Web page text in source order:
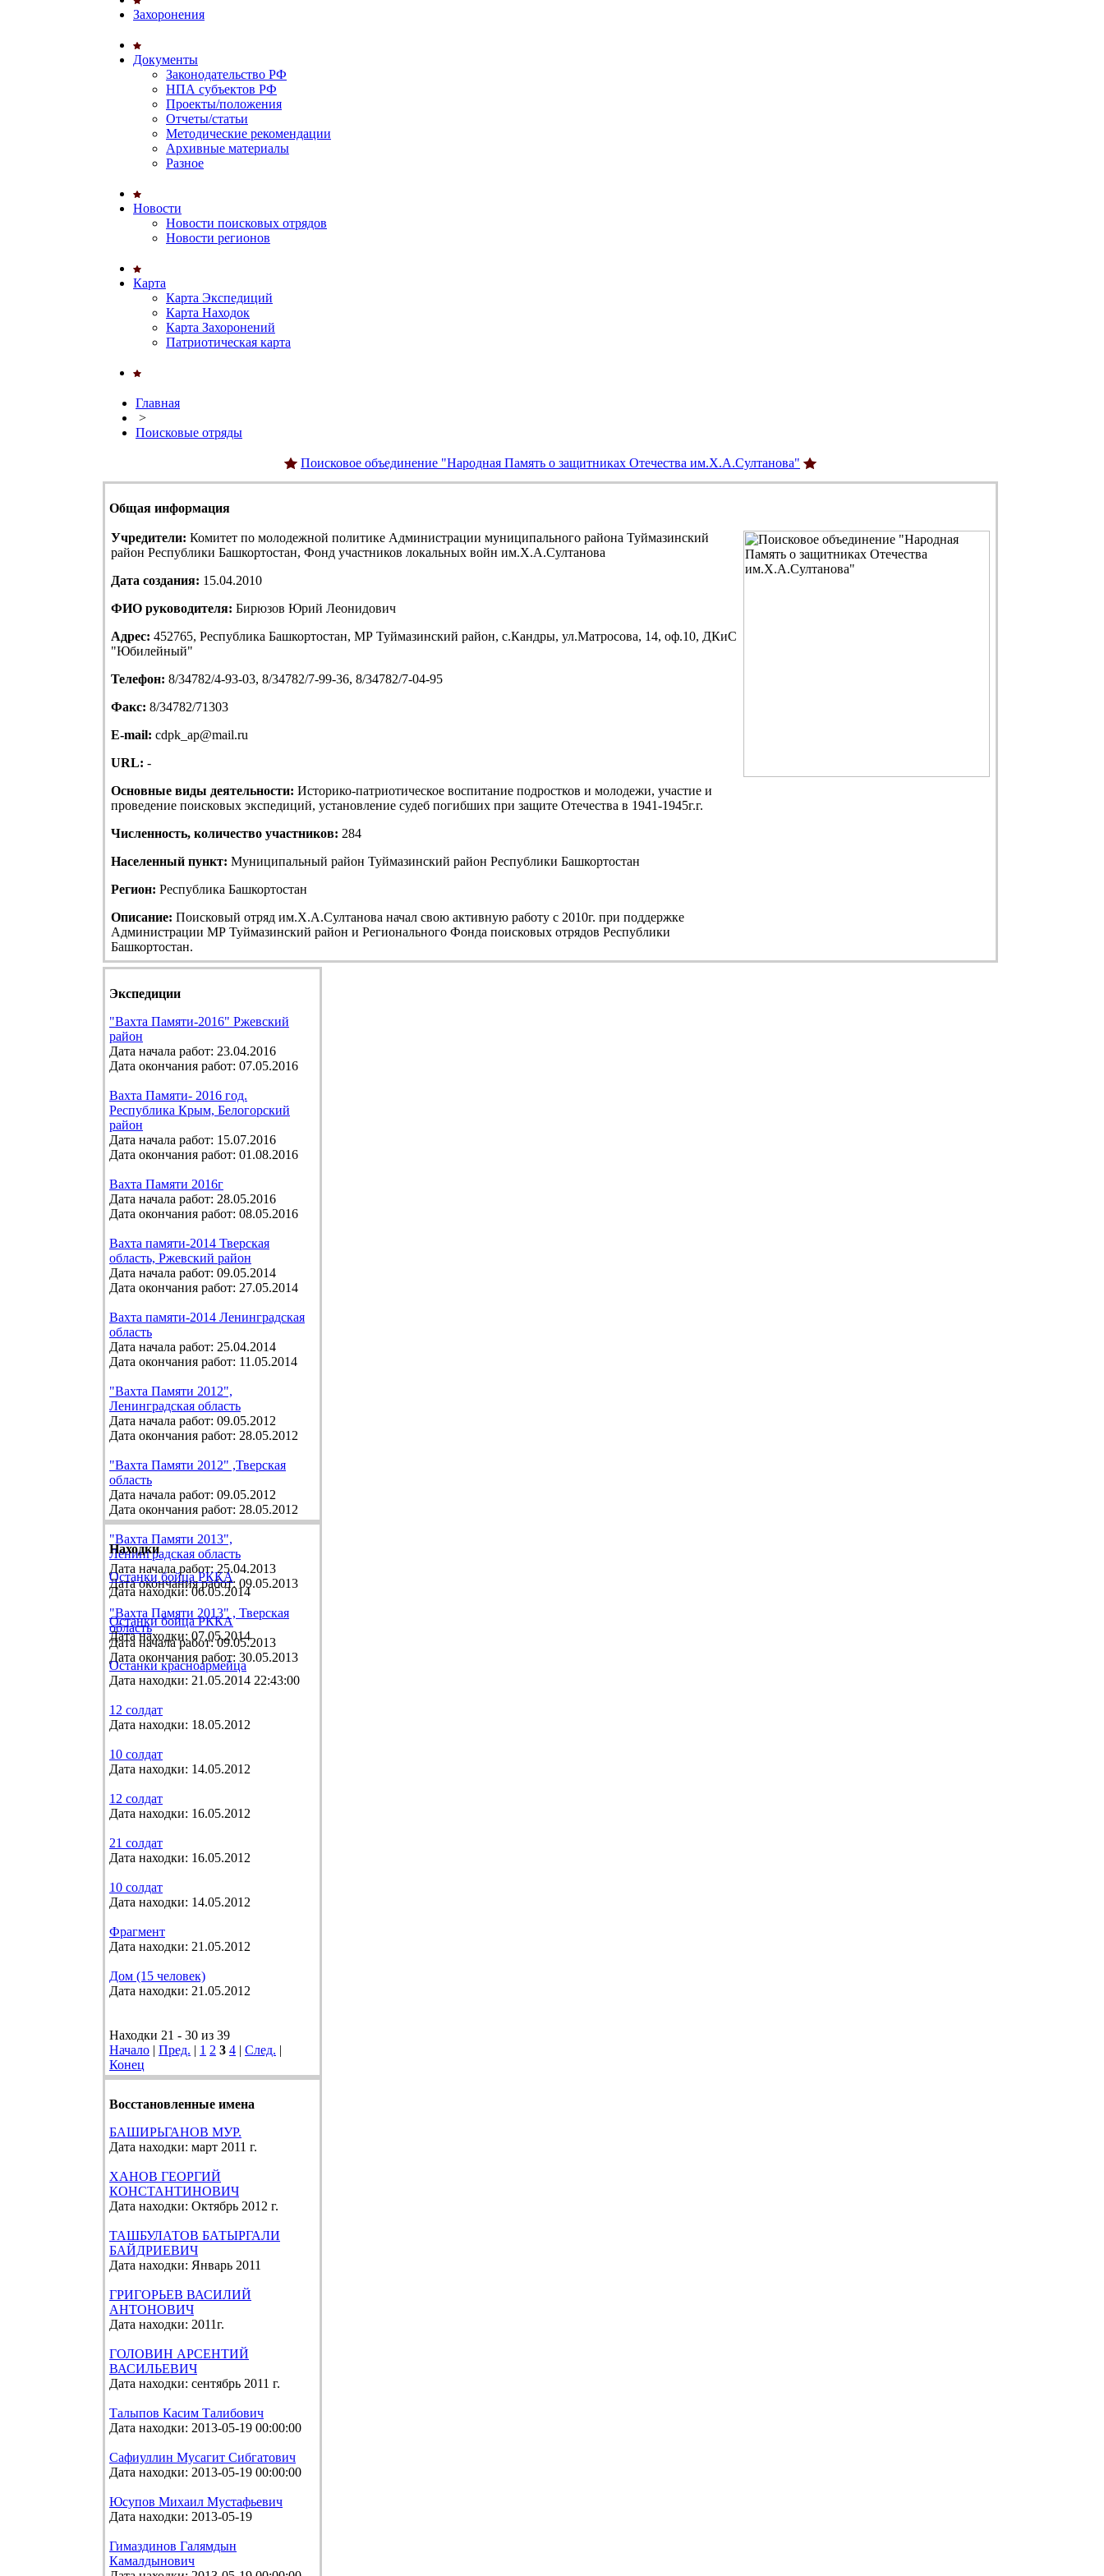
Захоронения
Документы
Законодательство РФ
НПА субъектов РФ
Проекты/положения
Отчеты/статьи
Методические рекомендации
Архивные материалы
Разное
Новости
Новости поисковых отрядов
Новости регионов
Карта
Карта Экспедиций
Карта Находок
Карта Захоронений
Патриотическая карта
Главная
>
Поисковые отряды
Поисковое объединение "Народная Память о защитниках Отечества им.Х.А.Султанова"
Общая информация
Учредители: Комитет по молодежной политике Администрации муниципального района Туймазинский
район Республики Башкортостан, Фонд участников локальных войн им.Х.А.Султанова
Дата создания: 15.04.2010
ФИО руководителя: Бирюзов Юрий Леонидович
Адрес: 452765, Республика Башкортостан, МР Туймазинский район, с.Кандры, ул.Матросова, 14, оф.10, ДКиС
"Юбилейный"
Телефон: 8/34782/4-93-03, 8/34782/7-99-36, 8/34782/7-04-95
Факс: 8/34782/71303
E-mail: cdpk_ap@mail.ru
URL: -
Основные виды деятельности: Историко-патриотическое воспитание подростков и молодежи, участие и
проведение поисковых экспедиций, установление судеб погибших при защите Отечества в 1941-1945г.г.
Численность, количество участников: 284
Населенный пункт: Муниципальный район Туймазинский район Республики Башкортостан
Регион: Республика Башкортостан
Описание: Поисковый отряд им.Х.А.Султанова начал свою активную работу с 2010г. при поддержке
Администрации МР Туймазинский район и Регионального Фонда поисковых отрядов Республики
Башкортостан.
Экспедиции
"Вахта Памяти-2016" Ржевский
район
Дата начала работ: 23.04.2016
Дата окончания работ: 07.05.2016
Вахта Памяти- 2016 год.
Республика Крым, Белогорский
район
Дата начала работ: 15.07.2016
Дата окончания работ: 01.08.2016
Вахта Памяти 2016г
Дата начала работ: 28.05.2016
Дата окончания работ: 08.05.2016
Вахта памяти-2014 Тверская
область, Ржевский район
Дата начала работ: 09.05.2014
Дата окончания работ: 27.05.2014
Вахта памяти-2014 Ленинградская
область
Дата начала работ: 25.04.2014
Дата окончания работ: 11.05.2014
"Вахта Памяти 2012",
Ленинградская область
Дата начала работ: 09.05.2012
Дата окончания работ: 28.05.2012
"Вахта Памяти 2012" ,Тверская
область
Дата начала работ: 09.05.2012
Дата окончания работ: 28.05.2012
"Вахта Памяти 2013",
Ленинградская область
Дата начала работ: 25.04.2013
Дата окончания работ: 09.05.2013
"Вахта Памяти 2013" , Тверская
область
Дата начала работ: 09.05.2013
Дата окончания работ: 30.05.2013
Находки
Останки бойца РККА
Дата находки: 06.05.2014
Останки бойца РККА
Дата находки: 07.05.2014
Останки красноармейца
Дата находки: 21.05.2014 22:43:00
12 солдат
Дата находки: 18.05.2012
10 солдат
Дата находки: 14.05.2012
12 солдат
Дата находки: 16.05.2012
21 солдат
Дата находки: 16.05.2012
10 солдат
Дата находки: 14.05.2012
Фрагмент
Дата находки: 21.05.2012
Дом (15 человек)
Дата находки: 21.05.2012
Находки 21 - 30 из 39
Начало | Пред. | 1 2 3 4 | След. |
Конец
Восстановленные имена
БАШИРЬГАНОВ МУР.
Дата находки: март 2011 г.
ХАНОВ ГЕОРГИЙ
КОНСТАНТИНОВИЧ
Дата находки: Октябрь 2012 г.
ТАШБУЛАТОВ БАТЫРГАЛИ
БАЙДРИЕВИЧ
Дата находки: Январь 2011
ГРИГОРЬЕВ ВАСИЛИЙ
АНТОНОВИЧ
Дата находки: 2011г.
ГОЛОВИН АРСЕНТИЙ
ВАСИЛЬЕВИЧ
Дата находки: сентябрь 2011 г.
Талыпов Касим Талибович
Дата находки: 2013-05-19 00:00:00
Сафиуллин Мусагит Сибгатович
Дата находки: 2013-05-19 00:00:00
Юсупов Михаил Мустафьевич
Дата находки: 2013-05-19
Гимаздинов Галямдын
Камалдынович